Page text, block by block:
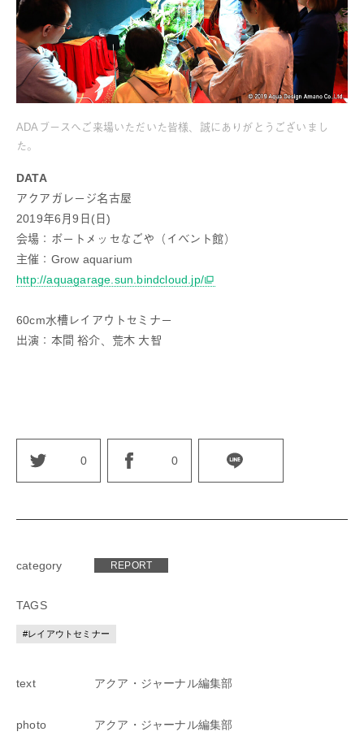
ADAブースへご来場いただいた皆様、誠にありがとうございまし
た。
DATA
アクアガレージ名古屋
2019年6月9日(日)
会場：ポートメッセなごや（イベント館）
主催：Grow aquarium
http://aquagarage.sun.bindcloud.jp/
60cm水槽レイアウトセミナー
出演：本間 裕介、荒木 大智
0 0
category REPORT
TAGS
#レイアウトセミナー
text アクア・ジャーナル編集部
photo アクア・ジャーナル編集部